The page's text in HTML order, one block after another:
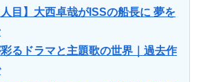
人目】大西卓哉がISSの船長に 夢を
るドラマと主題歌の世界｜過去作